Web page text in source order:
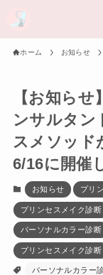
ホーム お知らせ
【お知ら
ンサルタン
スメソッド
6/16に開催
お知らせ プリ
プリンセスメイク診断
パーソナルカラー診断
プリンセスメイク診断
パーソナルカラー